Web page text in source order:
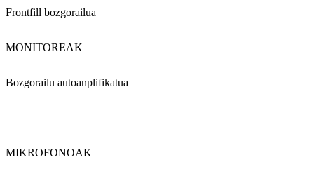
Frontfill bozgorailua
MONITOREAK
Bozgorailu autoanplifikatua
MIKROFONOAK